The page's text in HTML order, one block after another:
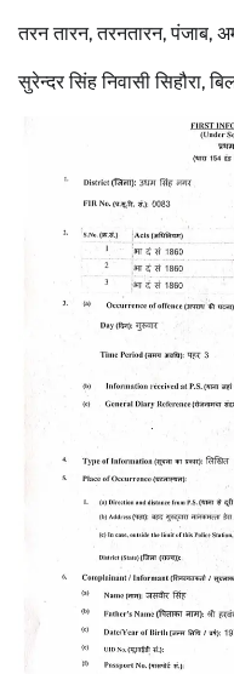
तरन तारन, तरनतारन, पंजाब,
सुरेन्दर सिंह निवासी सिहौरा,